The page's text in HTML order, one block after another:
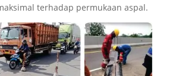
terhadap permukaan aspal.